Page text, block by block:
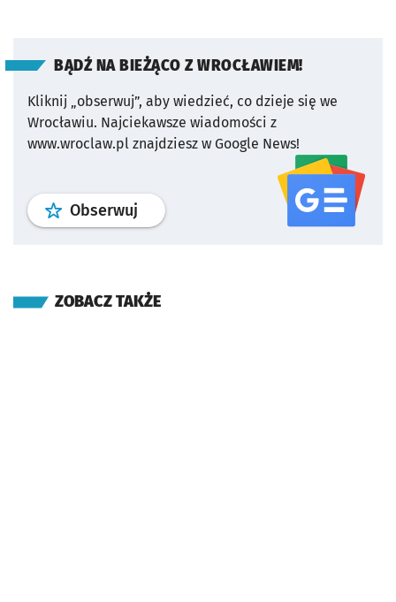
BĄDŹ NA BIEŻĄCO Z WROCŁAWIEM!
Kliknij „obserwuj”, aby wiedzieć, co dzieje się we
Wrocławiu. Najciekawsze wiadomości z
www.wroclaw.pl znajdziesz w Google News!
Obserwuj profil serwisu
ZOBACZ TAKŻE